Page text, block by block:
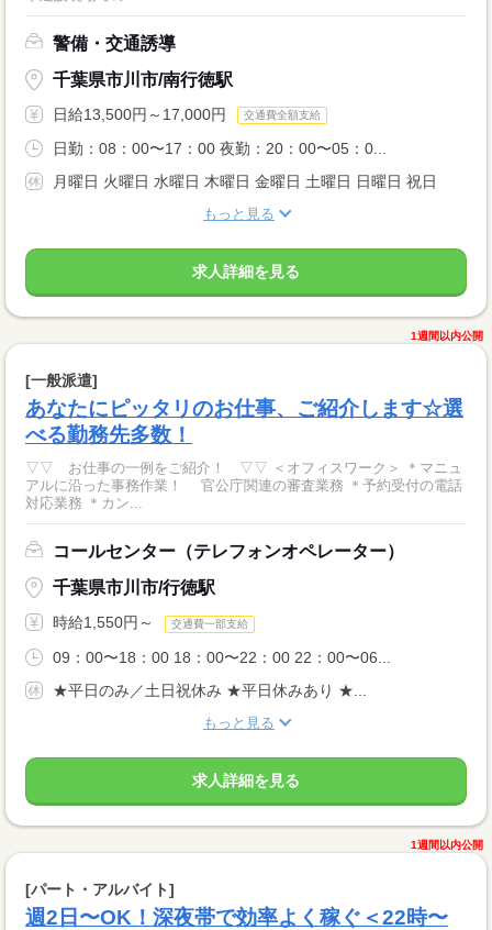
警備・交通誘導
千葉県市川市/南行徳駅
日給13,500円～17,000円 交通費全額支給
日勤：08：00〜17：00 夜勤：20：00〜05：0...
月曜日 火曜日 水曜日 木曜日 金曜日 土曜日 日曜日 祝日
もっと見る
求人詳細を見る
1週間以内公開
[一般派遣]
あなたにピッタリのお仕事、ご紹介します☆選
べる勤務先多数！
▽▽ お仕事の一例をご紹介！ ▽▽ ＜オフィスワーク＞ ＊マニュ
アルに沿った事務作業！ 官公庁関連の審査業務 ＊予約受付の電話
対応業務 ＊カン...
コールセンター（テレフォンオペレーター）
千葉県市川市/行徳駅
時給1,550円～ 交通費一部支給
09：00〜18：00 18：00〜22：00 22：00〜06...
★平日のみ／土日祝休み ★平日休みあり ★...
もっと見る
求人詳細を見る
1週間以内公開
[パート・アルバイト]
週2日〜OK！深夜帯で効率よく稼ぐ＜22時〜